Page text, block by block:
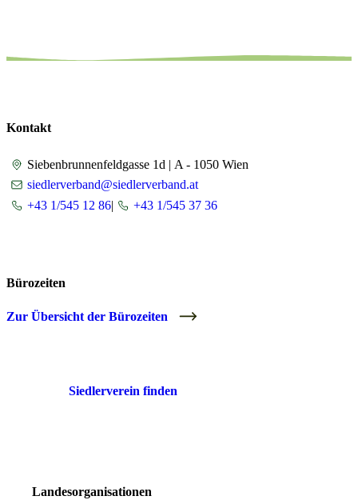
Kontakt
Siebenbrunnenfeldgasse 1d | A - 1050 Wien
siedlerverband@siedlerverband.at
+43 1/545 12 86| +43 1/545 37 36
Bürozeiten
Zur Übersicht der Bürozeiten
Landesorganisationen
Siedlerverein finden